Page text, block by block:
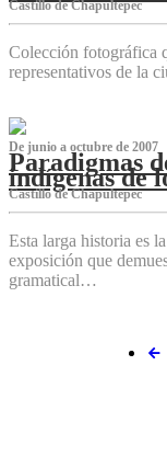
Castillo de Chapultepec
Colección fotográfica
representativos de la
De junio a octubre de 2007
Paradigmas
indígenas de
Castillo de Chapultepec
Esta larga historia es
exposición que
gramatical…